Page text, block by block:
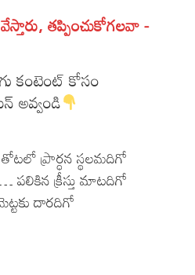
Songs
SongsSongs
Songs
Movie Songs
తప్పించుకోగలవా -
కంటెంట్ కోసం
అవ్వండి
ప్రార్ధన స్థలమదిగో
పలికిన క్రీస్తు మాటదిగో
దారదిగో